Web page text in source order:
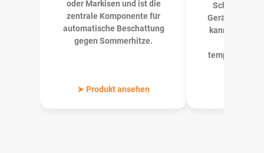
oder Markisen und ist die
zentrale Komponente für
automatische Beschattung
gegen Sommerhitze.
➤ Produkt ansehen
Schaltet
Geräte wie
kann den